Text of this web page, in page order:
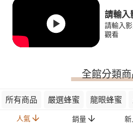
請輸入
請輸入
觀看
全館分類
所有商品 嚴選蜂蜜 龍眼蜂蜜
人氣 銷量 新